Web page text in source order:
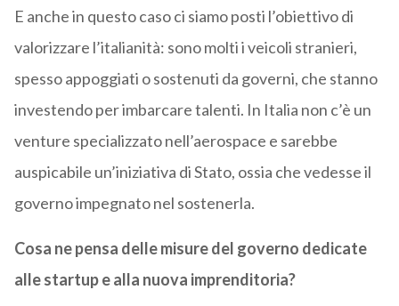
E anche in questo caso ci siamo posti l’obiettivo di
valorizzare l’italianità: sono molti i veicoli stranieri,
spesso appoggiati o sostenuti da governi, che stanno
investendo per imbarcare talenti. In Italia non c’è un
venture specializzato nell’aerospace e sarebbe
auspicabile un’iniziativa di Stato, ossia che vedesse il
governo impegnato nel sostenerla.
Cosa ne pensa delle misure del governo dedicate
alle startup e alla nuova imprenditoria?